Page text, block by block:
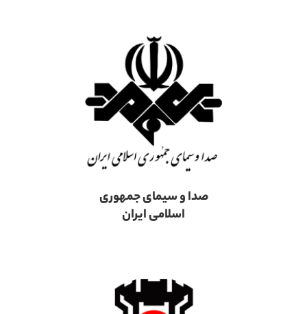
صدا و سیمای جمهوری
اسلامی ایران